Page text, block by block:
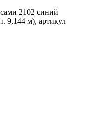
2102 синий
9,144 м), артикул